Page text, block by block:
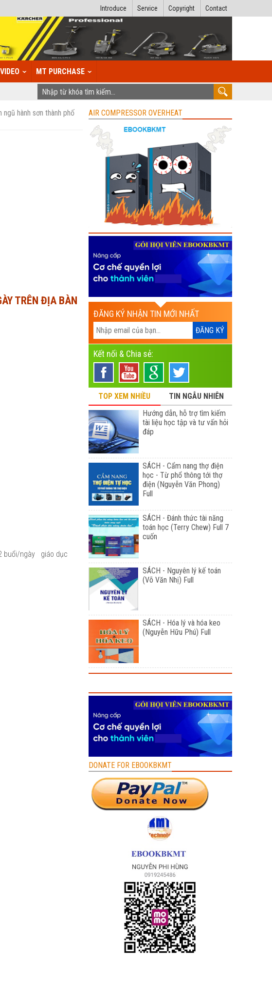
Contact
Copyright
Service
Introduce
VIDEO MT PURCHASE
hành sơn thành phố
TRÊN ĐỊA BÀN
buổi/ngày giáo dục
AIR COMPRESSOR OVERHEAT
ĐĂNG KÝ NHẬN TIN MỚI NHẤT
Kết nối & Chia sẻ:
TOP XEM NHIỀU
TIN NGẪU NHIÊN
Hướng dẫn, hỗ trợ tìm kiếm
tài liệu học tập và tư vấn hỏi
đáp
SÁCH - Cẩm nang thợ điện
học - Từ phổ thông tới thợ
điện (Nguyễn Văn Phong)
Full
SÁCH - Đánh thức tài năng
toán học (Terry Chew) Full 7
cuốn
SÁCH - Nguyên lý kế toán
(Võ Văn Nhị) Full
SÁCH - Hóa lý và hóa keo
(Nguyễn Hữu Phú) Full
DONATE FOR EBOOKBKMT